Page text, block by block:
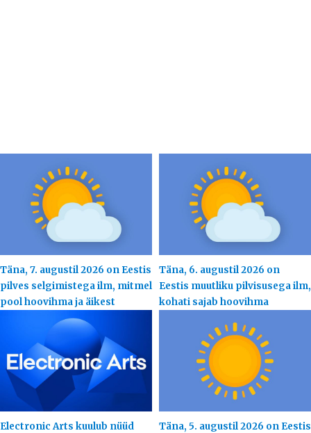
Täna, 7. augustil 2026 on Eestis
pilves selgimistega ilm, mitmel
pool hoovihma ja äikest
Täna, 6. augustil 2026 on
Eestis muutliku pilvisusega ilm,
kohati sajab hoovihma
Electronic Arts kuulub nüüd
Täna, 5. augustil 2026 on Eestis